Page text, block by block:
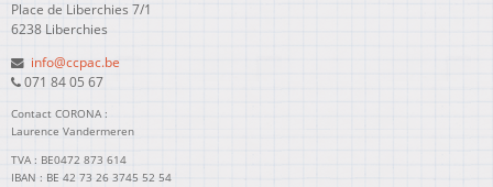
Place de Liberchies 7/1
6238 Liberchies
info@ccpac.be
071 84 05 67
Contact CORONA :
Laurence Vandermeren
TVA : BE0472 873 614
IBAN : BE 42 73 26 3745 52 54